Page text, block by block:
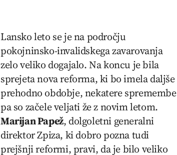
Lansko leto se je na področju
pokojninsko-invalidskega zavarovanja
zelo veliko dogajalo. Na koncu je bila
sprejeta nova reforma, ki bo imela daljše
prehodno obdobje, nekatere spremembe
pa so začele veljati že z novim letom.
Marijan Papež, dolgoletni generalni
direktor Zpiza, ki dobro pozna tudi
prejšnji reformi, pravi, da je bilo veliko